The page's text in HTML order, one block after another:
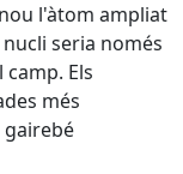
l'àtom ampliat
seria només
Els
més
gairebé